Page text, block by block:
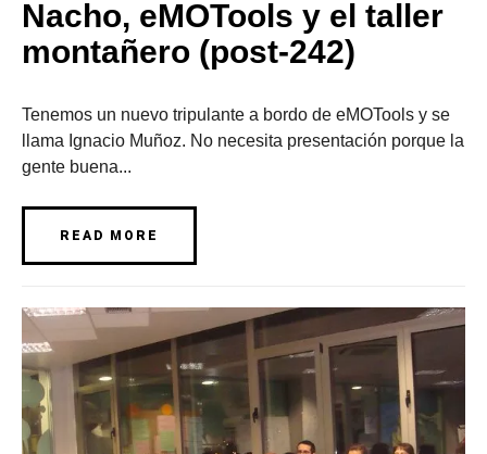
Nacho, eMOTools y el taller
montañero (post-242)
Tenemos un nuevo tripulante a bordo de eMOTools y se
llama Ignacio Muñoz. No necesita presentación porque la
gente buena...
READ MORE